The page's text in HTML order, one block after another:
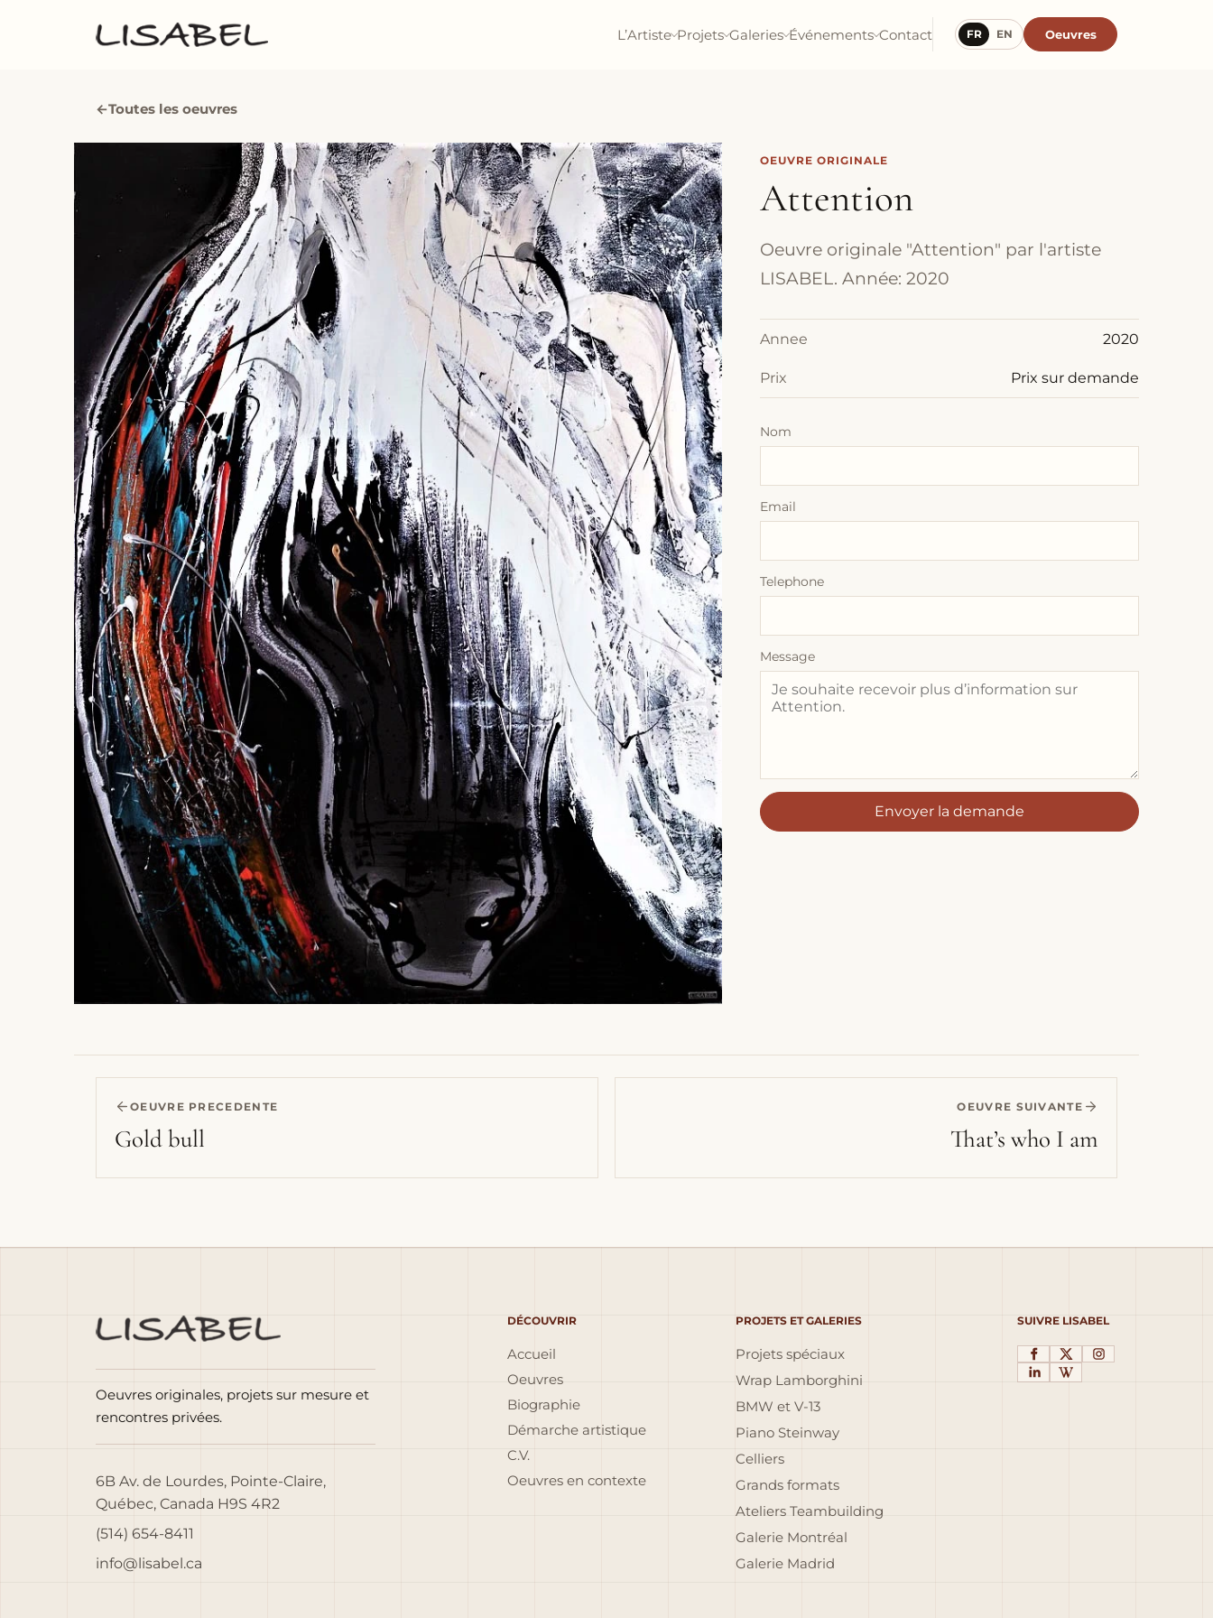
L’Artiste Projets Galeries Événements Contact FR EN Oeuvres
←Toutes les oeuvres
OEUVRE ORIGINALE
Attention
Oeuvre originale "Attention" par l'artiste
LISABEL. Année: 2020
Annee 2020
Prix Prix sur demande
Nom
Email
Telephone
Message
Envoyer la demande
OEUVRE PRECEDENTE
Gold bull
OEUVRE SUIVANTE
That’s who I am
Oeuvres originales, projets sur mesure et
rencontres privées.
6B Av. de Lourdes, Pointe-Claire,
Québec, Canada H9S 4R2
(514) 654-8411
info@lisabel.ca
DÉCOUVRIR
Accueil
Oeuvres
Biographie
Démarche artistique
C.V.
Oeuvres en contexte
PROJETS ET GALERIES
Projets spéciaux
Wrap Lamborghini
BMW et V-13
Piano Steinway
Celliers
Grands formats
Ateliers Teambuilding
Galerie Montréal
Galerie Madrid
SUIVRE LISABEL